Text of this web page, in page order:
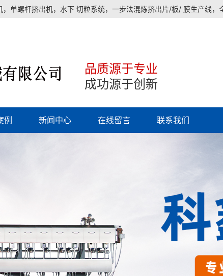
单螺杆挤出机，水下 切粒系统，一步法混炼挤出片/板/ 膜生产线，
品质源于专业
成功源于创新
例 新闻中心 在线留言 联系我们